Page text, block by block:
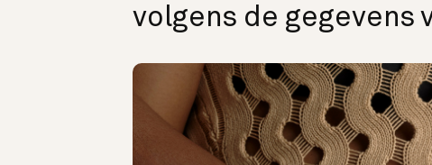
volgens de gegevens